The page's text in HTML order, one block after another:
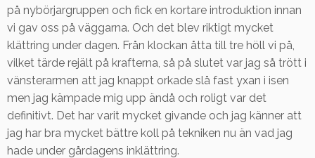
på nybörjargruppen och fick en kortare introduktion innan
vi gav oss på väggarna. Och det blev riktigt mycket
klättring under dagen. Från klockan åtta till tre höll vi på,
vilket tärde rejält på krafterna, så på slutet var jag så trött i
vänsterarmen att jag knappt orkade slå fast yxan i isen
men jag kämpade mig upp ändå och roligt var det
definitivt. Det har varit mycket givande och jag känner att
jag har bra mycket bättre koll på tekniken nu än vad jag
hade under gårdagens inklättring.